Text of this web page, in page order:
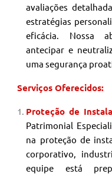
avaliações
estratégias
eficácia. Nossa
antecipar e
uma segurança
Serviços Oferecidos:
Proteção de
Patrimonial
na proteção de
corporativo,
equipe está